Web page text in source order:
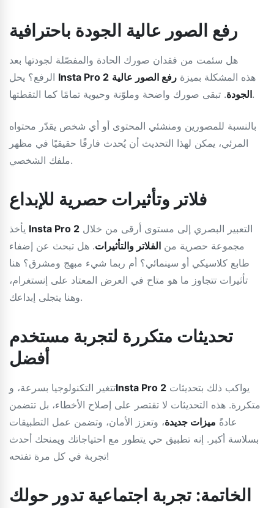
رفع الصور عالية الجودة باحترافية
هل سئمت من فقدان صورك الحادة والمفصّلة لجودتها بعد
Insta Pro 2 هذه المشكلة بميزة رفع الصور عالية
الجودة. تبقى صورك واضحة وملوّنة وحيوية تمامًا كما التقطتها.
بالنسبة للمصورين ومنشئي المحتوى أو أي شخص يقدّر محتواه
المرئي، يمكن لهذا التحديث أن يُحدث فارقًا حقيقيًا في مظهر
ملفك الشخصي.
فلاتر وتأثيرات حصرية للإبداع
Insta Pro 2
مجموعة حصرية من الفلاتر والتأثيرات. هل تبحث عن إضفاء
طابع كلاسيكي أو سينمائي؟ أم ربما شيء مبهج ومشرق؟ هنا
تأثيرات تتجاوز ما هو متاح في العرض المعتاد على إنستغرام،
وهنا يتجلى إبداعك.
تحديثات متكررة لتجربة مستخدم
أفضل
تتغير التكنولوجيا بسرعة، وInsta Pro 2
متكررة. هذه التحديثات لا تقتصر على إصلاح الأخطاء، بل تتضمن
عادةً ميزات جديدة، وتعزز الأمان، وتضمن عمل التطبيقات
بسلاسة أكبر. إنه تطبيق حي يتطور مع احتياجاتك ويمنحك أحدث
تجربة في كل مرة تفتحه!
الخاتمة: تجربة اجتماعية تدور حولك